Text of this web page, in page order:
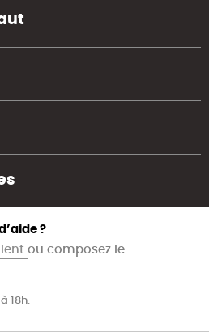
?
ou composez le
18h.